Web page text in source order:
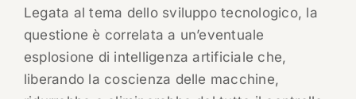
Legata al tema dello sviluppo tecnologico, la
questione è correlata a un’eventuale
esplosione di intelligenza artificiale che,
liberando la coscienza delle macchine,